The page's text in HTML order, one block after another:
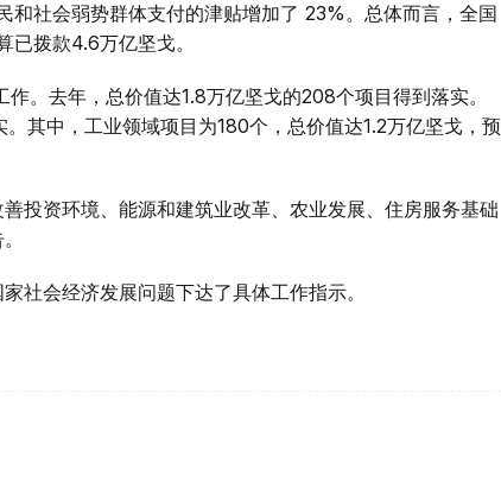
社会弱势群体支付的津贴增加了 23%。总体而言，全国
拨款4.6万亿坚戈。
。去年，总价值达1.8万亿坚戈的208个项目得到落实。
其中，工业领域项目为180个，总价值达1.2万亿坚戈，预
投资环境、能源和建筑业改革、农业发展、住房服务基础
社会经济发展问题下达了具体工作指示。